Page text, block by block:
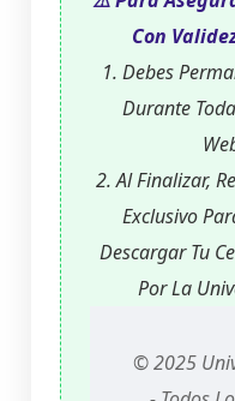
Con
1. Debes
Durante
2. Al Finalizar,
Exclusivo
Descargar Tu
Por La
© 2025